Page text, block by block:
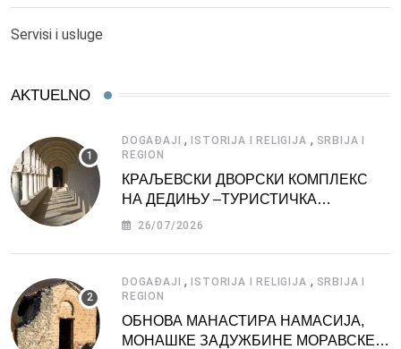
Servisi i usluge
AKTUELNO
DOGAĐAJI ,ISTORIJA I RELIGIJA , SRBIJA I
REGION
КРАЉЕВСКИ ДВОРСКИ КОМПЛЕКС
НА ДЕДИЊУ –ТУРИСТИЧКА
АТРАКЦИЈА
26/07/2026
DOGAĐAJI ,ISTORIJA I RELIGIJA , SRBIJA I
REGION
ОБНОВА МАНАСТИРА НАМАСИЈА,
МОНАШКЕ ЗАДУЖБИНЕ МОРАВСКЕ